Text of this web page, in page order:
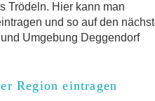
Trödeln. Hier kann man
und so auf den
Umgebung Deggendorf
Region eintragen